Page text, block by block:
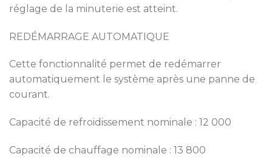
réglage de la minuterie est atteint.
REDÉMARRAGE AUTOMATIQUE
Cette fonctionnalité permet de redémarrer
automatiquement le système après une panne de
courant.
Capacité de refroidissement nominale : 12 000
Capacité de chauffage nominale : 13 800